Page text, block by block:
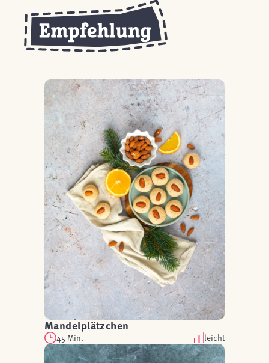
Mandelplätzchen
45 Min. leicht